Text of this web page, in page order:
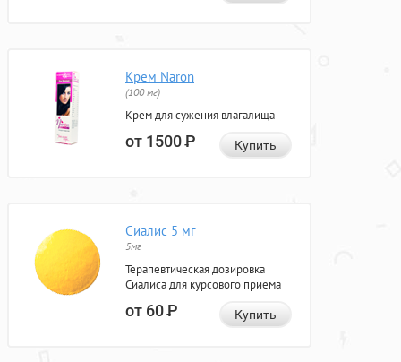
Крем Naron
(100 мг)
Крем для сужения влагалища
от 1500Р Купить
Сиалис 5 мг
5мг
Терапевтическая дозировка
Сиалиса для курсового приема
от 60Р Купить